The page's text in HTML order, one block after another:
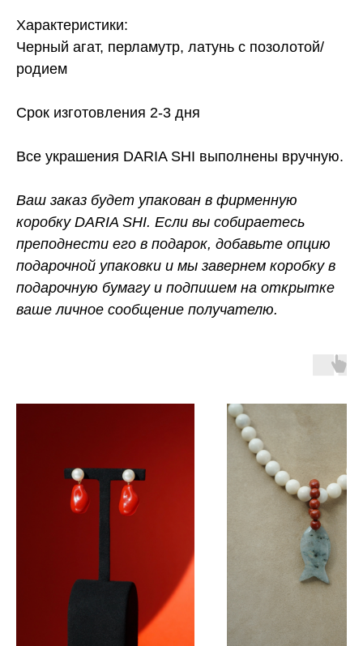
Характеристики:
Черный агат, перламутр, латунь с позолотой/
родием
Срок изготовления 2-3 дня
Все украшения DARIA SHI выполнены вручную.
Ваш заказ будет упакован в фирменную
коробку DARIA SHI. Если вы собираетесь
преподнести его в подарок, добавьте опцию
подарочной упаковки и мы завернем коробку в
подарочную бумагу и подпишем на открытке
ваше личное сообщение получателю.